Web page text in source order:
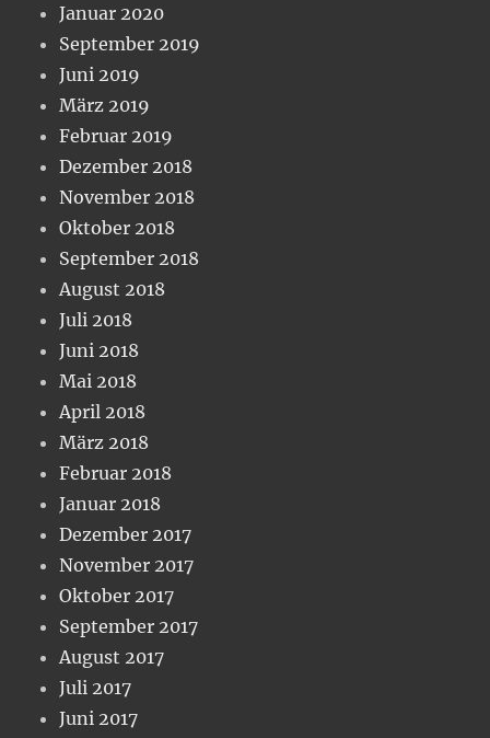
Januar 2020
September 2019
Juni 2019
März 2019
Februar 2019
Dezember 2018
November 2018
Oktober 2018
September 2018
August 2018
Juli 2018
Juni 2018
Mai 2018
April 2018
März 2018
Februar 2018
Januar 2018
Dezember 2017
November 2017
Oktober 2017
September 2017
August 2017
Juli 2017
Juni 2017